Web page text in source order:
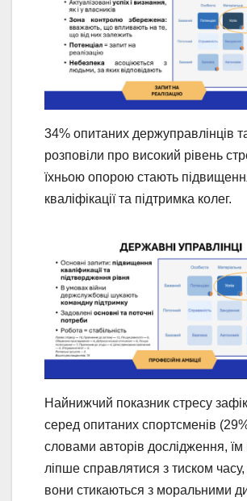
34% опитаних держуправлінців
розповіли про високий рівень
їхньою опорою стають
кваліфікації та підтримка колег.
Найнижчий показник стресу
серед опитаних спортсменів
словами авторів дослідження, їм
ліпше справлятися з тиском
вони стикаються з моральними